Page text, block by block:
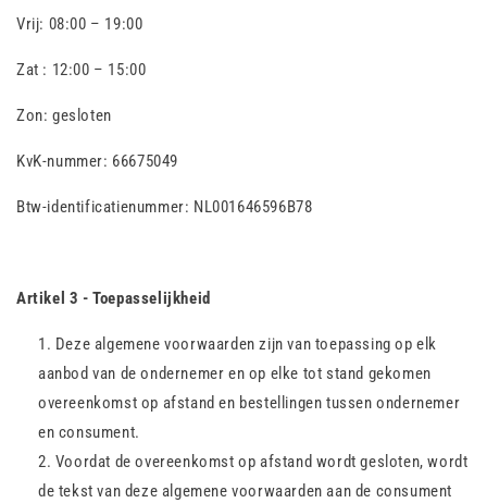
Vrij: 08:00 – 19:00
Zat : 12:00 – 15:00
Zon: gesloten
KvK-nummer: 66675049
Btw-identificatienummer: NL001646596B78
Artikel 3 - Toepasselijkheid
Deze algemene voorwaarden zijn van toepassing op elk
aanbod van de ondernemer en op elke tot stand gekomen
overeenkomst op afstand en bestellingen tussen ondernemer
en consument.
Voordat de overeenkomst op afstand wordt gesloten, wordt
de tekst van deze algemene voorwaarden aan de consument